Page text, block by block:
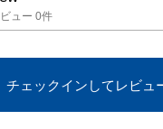
、ベーコン
では初めて
「フランシ
覧会詳細に
展特設ウェ
ュー 0件
チェックインしてレビュ